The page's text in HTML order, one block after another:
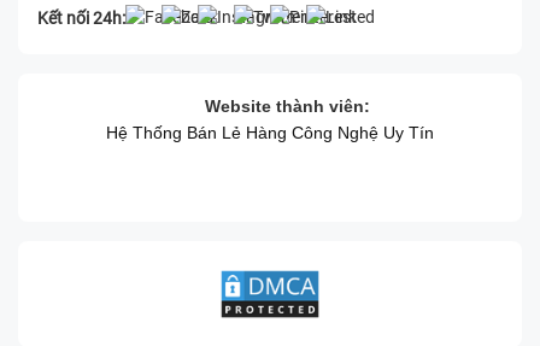
Kết nối 24h:
Website thành viên:
Hệ Thống Bán Lẻ Hàng Công Nghệ Uy Tín